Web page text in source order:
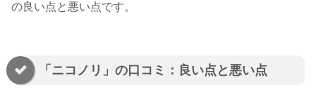
の良い点と悪い点です。
「ニコノリ」の口コミ：良い点と悪い点